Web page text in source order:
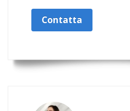
Contatta